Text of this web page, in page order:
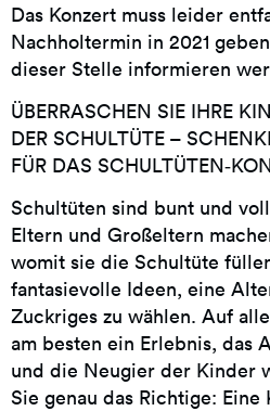
Das Konzert muss leider
Nachholtermin in 2021
dieser Stelle informieren
ÜBERRASCHEN SIE IHRE
DER SCHULTÜTE –
FÜR DAS
Schultüten sind bunt und
Eltern und Großeltern
womit sie die Schultüte
fantasievolle Ideen, eine
Zuckriges zu wählen. Auf
am besten ein Erlebnis, das
und die Neugier der Kinder
Sie genau das Richtige: Eine